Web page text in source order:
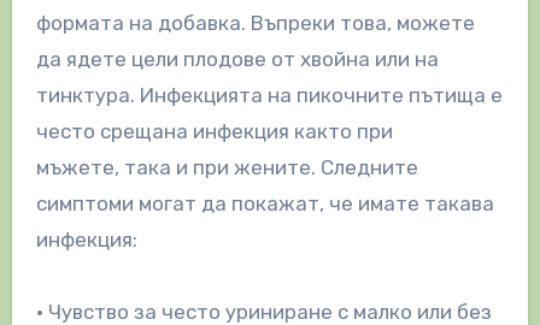
формата на добавка. Въпреки това, можете
да ядете цели плодове от хвойна или на
тинктура. Инфекцията на пикочните пътища е
често срещана инфекция както при
мъжете, така и при жените. Следните
симптоми могат да покажат, че имате такава
инфекция:
• Чувство за често уриниране с малко или без